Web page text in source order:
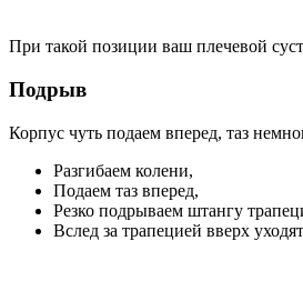
При такой позиции ваш плечевой
Подрыв
Корпус чуть подаем вперед, таз
Разгибаем колени,
Подаем таз вперед,
Резко подрываем штангу
Вслед за трапецией вверх